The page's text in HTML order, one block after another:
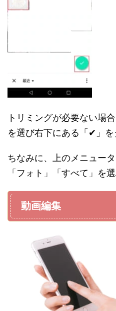
トリミングが必要ない場
を選び右下にある「✔」を
ちなみに、上のメニュー
「フォト」「すべて」を
動画編集